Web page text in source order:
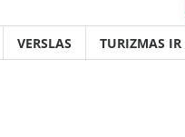
VERSLAS TURIZMAS IR